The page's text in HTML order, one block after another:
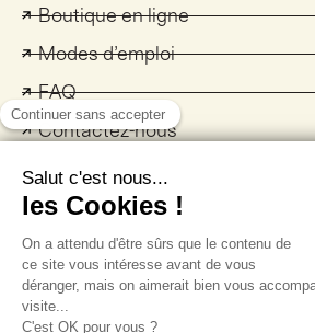
Boutique en ligne
Modes d’emploi
FAQ
Contactez-nous
Autre
Politique de confidentialité
Politique des cookies
Conditions d’utilisation